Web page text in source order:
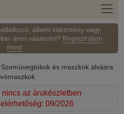
állami intézmény vagy
áron vásárolni? Regisztráljon
most
Szemüvegtokok és maszkok alvásra
az árukészletben
09/2026